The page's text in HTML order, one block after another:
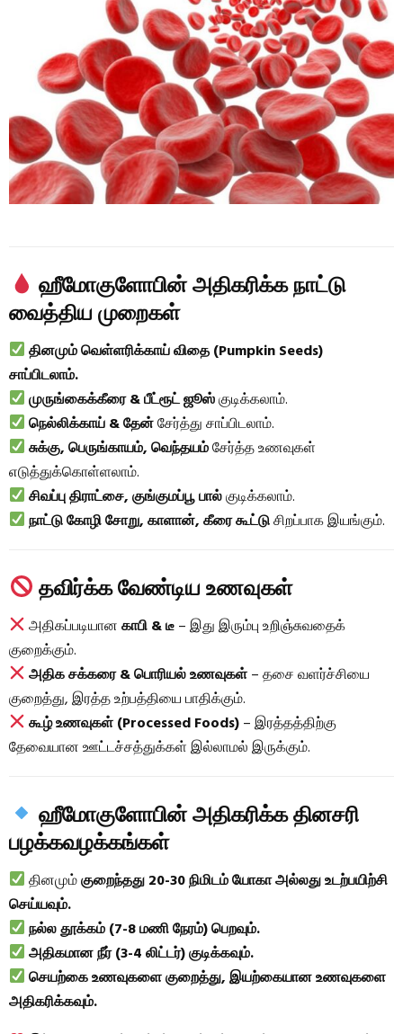
ஹீமோகுளோபின் அதிகரிக்க நாட்டு
வைத்திய முறைகள்
தினமும் வெள்ளரிக்காய் விதை (Pumpkin Seeds)
சாப்பிடலாம்.
முருங்கைக்கீரை & பீட்ரூட் ஜூஸ்குடிக்கலாம்.
நெல்லிக்காய் & தேன்சேர்த்து சாப்பிடலாம்.
சுக்கு, பெருங்காயம், வெந்தயம்சேர்த்த உணவுகள்
எடுத்துக்கொள்ளலாம்.
சிவப்பு திராட்சை, குங்குமப்பூ பால்குடிக்கலாம்.
நாட்டு கோழி சோறு, காளான், கீரை கூட்டுசிறப்பாக இயங்கும்.
தவிர்க்க வேண்டிய உணவுகள்
அதிகப்படியானகாபி & டீ– இது இரும்பு உறிஞ்சுவதைக்
குறைக்கும்.
அதிக சக்கரை & பொரியல் உணவுகள்– தசை வளர்ச்சியை
குறைத்து, இரத்த உற்பத்தியை பாதிக்கும்.
கூழ் உணவுகள் (Processed Foods)– இரத்தத்திற்கு
தேவையான ஊட்டச்சத்துக்கள் இல்லாமல் இருக்கும்.
ஹீமோகுளோபின் அதிகரிக்க தினசரி
பழக்கவழக்கங்கள்
தினமும்குறைந்தது 20-30 நிமிடம் யோகா அல்லது உடற்பயிற்சி
செய்யவும்.
நல்ல தூக்கம் (7-8 மணி நேரம்) பெறவும்.
அதிகமான நீர் (3-4 லிட்டர்) குடிக்கவும்.
செயற்கை உணவுகளை குறைத்து, இயற்கையான உணவுகளை
அதிகரிக்கவும்.